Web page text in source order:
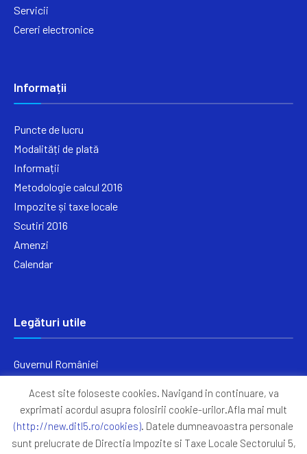
Servicii
Cereri electronice
Informații
Puncte de lucru
Modalități de plată
Informații
Metodologie calcul 2016
Impozite și taxe locale
Scutiri 2016
Amenzi
Calendar
Legături utile
Guvernul României
Primăria Sectorul 5
ANAF
Acest site foloseste cookies. Navigand in continuare, va
exprimati acordul asupra folosirii cookie-urilor.Afla mai mult
(http://new.ditl5.ro/cookies). Datele dumneavoastra personale
sunt prelucrate de Directia Impozite si Taxe Locale Sectorului 5,